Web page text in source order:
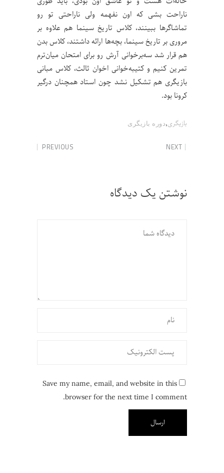
ناراحت بشی که اون نفهمه ولی ناراحتی تو رو
تماشاگرها ببینند، کلاس تاریخ سینما هم علاوه بر
مروری بر تاریخ سینما، بچه‌ها ارائه داشتند، کلاس بدن
هم قرار شد سه‌بر‌خوانی آرش رو برای امتحان میان‌ترم
تمرین کنیم و کتیبه‌خوانی اخوان ثالث، کلاس مبانی
بازیگری هم تشکیل نشد چون استاد همچنان درگیر
کرونا بود.
بازیگری,دوره بازیگری
PREVIOUS NEXT
نوشتن یک دیدگاه
Save my name, email, and website in this
browser for the next time I comment.